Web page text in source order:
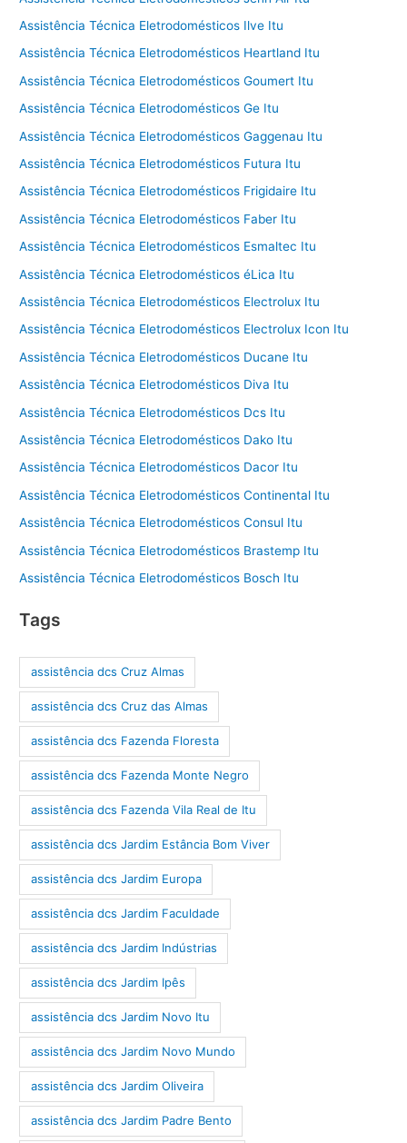
Assistência Técnica Eletrodomésticos Ilve Itu
Assistência Técnica Eletrodomésticos Heartland Itu
Assistência Técnica Eletrodomésticos Goumert Itu
Assistência Técnica Eletrodomésticos Ge Itu
Assistência Técnica Eletrodomésticos Gaggenau Itu
Assistência Técnica Eletrodomésticos Futura Itu
Assistência Técnica Eletrodomésticos Frigidaire Itu
Assistência Técnica Eletrodomésticos Faber Itu
Assistência Técnica Eletrodomésticos Esmaltec Itu
Assistência Técnica Eletrodomésticos éLica Itu
Assistência Técnica Eletrodomésticos Electrolux Itu
Assistência Técnica Eletrodomésticos Electrolux Icon Itu
Assistência Técnica Eletrodomésticos Ducane Itu
Assistência Técnica Eletrodomésticos Diva Itu
Assistência Técnica Eletrodomésticos Dcs Itu
Assistência Técnica Eletrodomésticos Dako Itu
Assistência Técnica Eletrodomésticos Dacor Itu
Assistência Técnica Eletrodomésticos Continental Itu
Assistência Técnica Eletrodomésticos Consul Itu
Assistência Técnica Eletrodomésticos Brastemp Itu
Assistência Técnica Eletrodomésticos Bosch Itu
Tags
assistência dcs Cruz Almas
assistência dcs Cruz das Almas
assistência dcs Fazenda Floresta
assistência dcs Fazenda Monte Negro
assistência dcs Fazenda Vila Real de Itu
assistência dcs Jardim Estância Bom Viver
assistência dcs Jardim Europa
assistência dcs Jardim Faculdade
assistência dcs Jardim Indústrias
assistência dcs Jardim Ipês
assistência dcs Jardim Novo Itu
assistência dcs Jardim Novo Mundo
assistência dcs Jardim Oliveira
assistência dcs Jardim Padre Bento